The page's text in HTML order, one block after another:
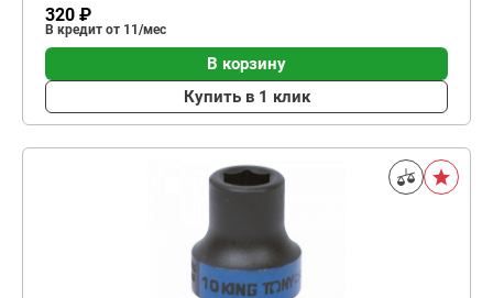
320 ₽
В кредит от 11/мес
В корзину
Купить в 1 клик